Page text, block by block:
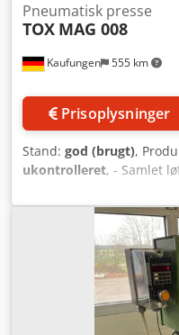
Kaufungen 555 km
Pneumatisk presse
TOX MAG 008
Prisoplysninger
Stand: god (brugt),
ukontrolleret, - Samlet
pressekræft: 68,9 kN -
Aswxvwiocqowa - Min./